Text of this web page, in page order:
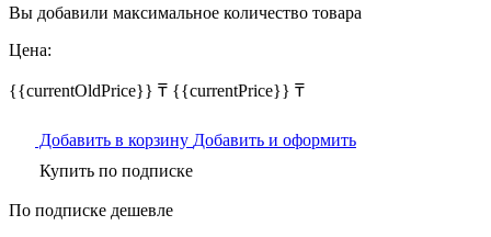
Вы добавили максимальное количество товара
Цена:
{{currentOldPrice}} ₸ {{currentPrice}} ₸
Добавить в корзину Добавить и оформить
Купить по подписке
По подписке дешевле